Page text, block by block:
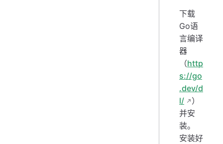
下载
Go语
言编译
器
（http
s://go
.dev/d
l/
）
并安
装。
安装好